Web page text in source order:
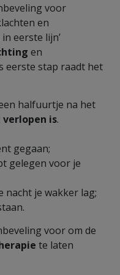
voor
en
eerste lijn’
en
eerste stap raadt het
halfuurtje na het
is.
gegaan;
gelegen voor je
nacht je wakker lag;
voor om de
te laten